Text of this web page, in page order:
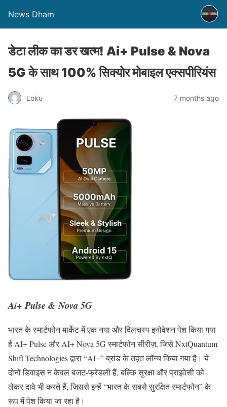
News Dham
डेटा लीक का डर खत्म! Ai+ Pulse & Nova
5G के साथ 100% सिक्योर मोबाइल एक्सपीरियंस
Loku 7 months ago
Ai+ Pulse & Nova 5G
भारत के स्मार्टफोन मार्केट में एक नया और दिलचस्प इनोवेशन पेश किया गया
है AI+ Pulse और AI+ Nova 5G स्मार्टफोन सीरीज़, जिसे NxtQuantum
Shift Technologies द्वारा “AI+” ब्रांड के तहत लॉन्च किया गया है। ये
दोनों डिवाइस न केवल बजट-फ्रेंडली हैं, बल्कि सुरक्षा और प्राइवेसी को
लेकर दावे भी करते हैं, जिससे इन्हें “भारत के सबसे सुरक्षित स्मार्टफोन” के
रूप में पेश किया जा रहा है।